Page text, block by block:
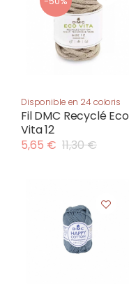
Disponible en 24 coloris
Fil DMC Recyclé Eco
Vita 12
5,65 € 11,30 €